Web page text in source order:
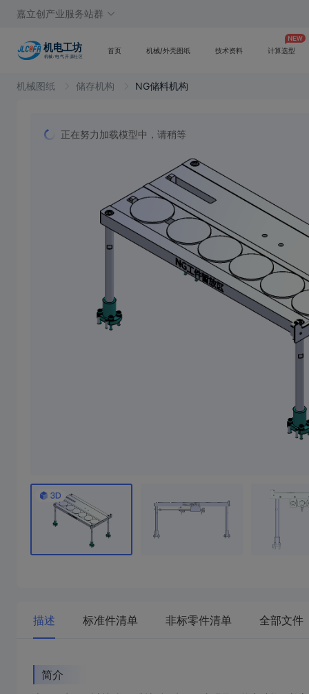
嘉立创产业服务站群
首页 机械/外壳图纸 技术资料 计算选型
机械图纸 储存机构 NG储料机构
正在努力加载模型中，请稍等
描述 标准件清单 非标零件清单 全部文件
简介